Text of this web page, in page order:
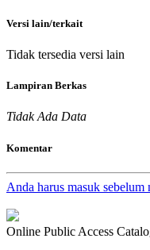
Versi lain/terkait
Tidak tersedia versi lain
Lampiran Berkas
Tidak Ada Data
Komentar
Anda harus masuk
Online Public Access